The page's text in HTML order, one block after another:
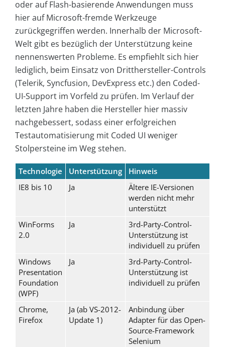
oder auf Flash-basierende Anwendungen muss
hier auf Microsoft-fremde Werkzeuge
zurückgegriffen werden. Innerhalb der Microsoft-
Welt gibt es bezüglich der Unterstützung keine
nennenswerten Probleme. Es empfiehlt sich hier
lediglich, beim Einsatz von Dritthersteller-Controls
(Telerik, Syncfusion, DevExpress etc.) den Coded-
UI-Support im Vorfeld zu prüfen. Im Verlauf der
letzten Jahre haben die Hersteller hier massiv
nachgebessert, sodass einer erfolgreichen
Testautomatisierung mit Coded UI weniger
Stolpersteine im Weg stehen.
Technologie Unterstützung
Hinweis
IE8 bis 10
Ja
Ältere IE-Versionen
werden nicht mehr
unterstützt
WinForms
2.0
Ja
3rd-Party-Control-
Unterstützung ist
individuell zu prüfen
Windows
Presentation
Foundation
(WPF)
Ja
3rd-Party-Control-
Unterstützung ist
individuell zu prüfen
Chrome,
Firefox
Ja (ab VS-2012-
Update 1)
Anbindung über
Adapter für das Open-
Source-Framework
Selenium